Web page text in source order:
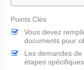
Points Clés
Vous devez
documents pour
Les demandes
étapes spécifiques.